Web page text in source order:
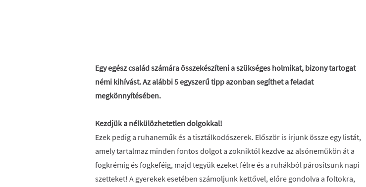
Egy egész család számára összekészíteni a szükséges holmikat, bizony tartogat
némi kihívást. Az alábbi 5 egyszerű tipp azonban segíthet a feladat
megkönnyítésében.
Kezdjük a nélkülözhetetlen dolgokkal!
Ezek pedig a ruhaneműk és a tisztálkodószerek. Először is írjunk össze egy listát,
amely tartalmaz minden fontos dolgot a zokniktól kezdve az alsóneműkön át a
fogkrémig és fogkeféig, majd tegyük ezeket félre és a ruhákból párosítsunk napi
szetteket! A gyerekek esetében számoljunk kettővel, előre gondolva a foltokra,